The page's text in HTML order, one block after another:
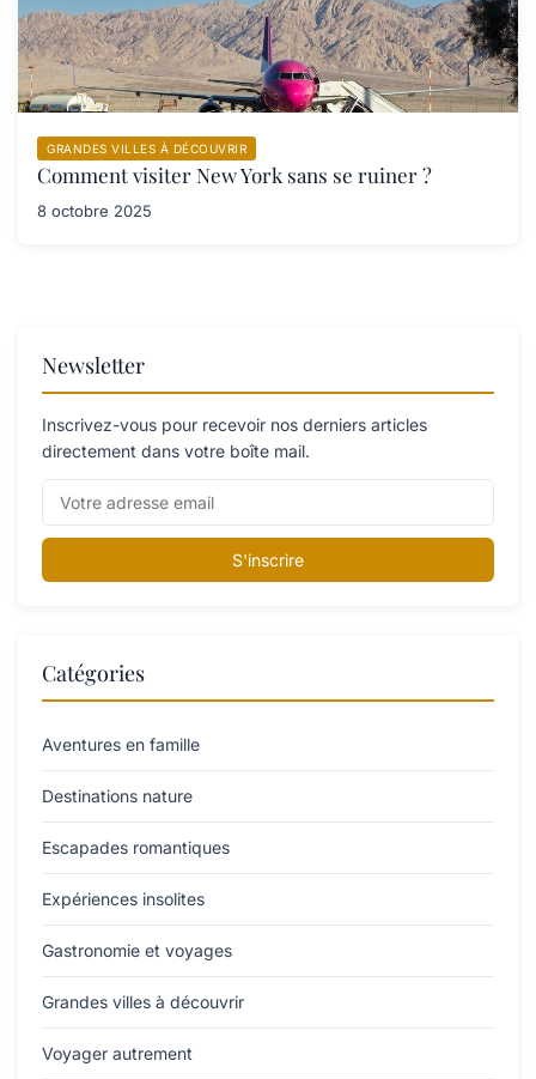
GRANDES VILLES À DÉCOUVRIR
Comment visiter New York sans se ruiner ?
8 octobre 2025
Newsletter
Inscrivez-vous pour recevoir nos derniers articles
directement dans votre boîte mail.
S'inscrire
Catégories
Aventures en famille
Destinations nature
Escapades romantiques
Expériences insolites
Gastronomie et voyages
Grandes villes à découvrir
Voyager autrement